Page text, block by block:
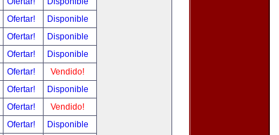
Ofertar!
Disponible
Ofertar!
Disponible
Ofertar!
Disponible
Ofertar!
Vendido!
Ofertar!
Disponible
Ofertar!
Vendido!
Ofertar!
Disponible